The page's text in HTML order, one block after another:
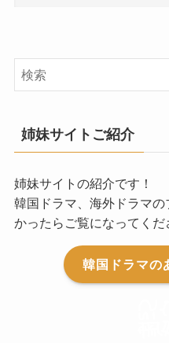
姉妹サイトご紹介
姉妹サイトの紹介です！
韓国ドラマ、海外ドラマ
かったらご覧になってくだ
韓国ドラマの